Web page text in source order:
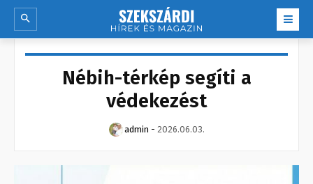
Nébih-térkép segíti a
védekezést
admin - 2026.06.03.